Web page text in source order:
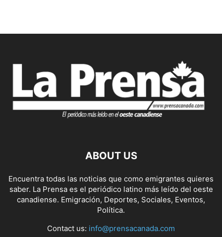
ABOUT US
Encuentra todas las noticias que como emigrantes quieres
saber. La Prensa es el periódico latino más leído del oeste
canadiense. Emigración, Deportes, Sociales, Eventos,
Política.
Contact us: info@prensacanada.com